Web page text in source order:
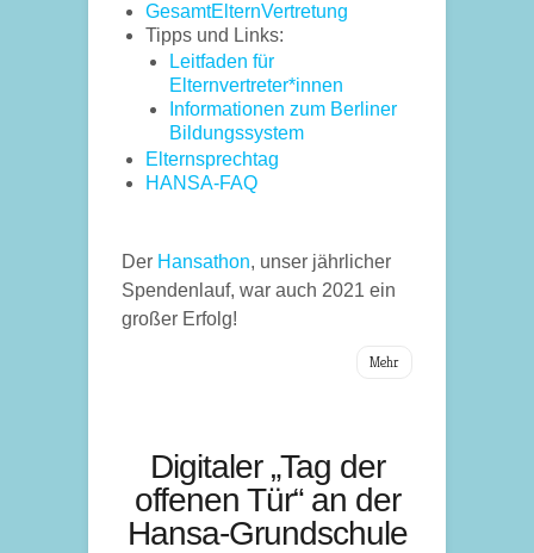
GesamtElternVertretung
Tipps und Links:
Leitfaden für
Elternvertreter*innen
Informationen zum Berliner
Bildungssystem
Elternsprechtag
HANSA-FAQ
Der Hansathon, unser jährlicher
Spendenlauf, war auch 2021 ein
großer Erfolg!
Mehr
Digitaler „Tag der
offenen Tür“ an der
Hansa-Grundschule